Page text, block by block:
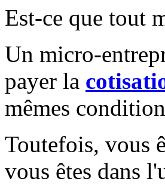
Est-ce que tout
Un micro-
payer la
mêmes
Toutefois, vous
vous êtes dans